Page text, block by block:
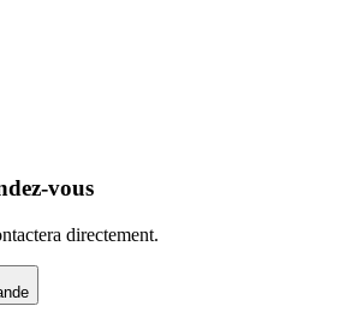
vous
directement.